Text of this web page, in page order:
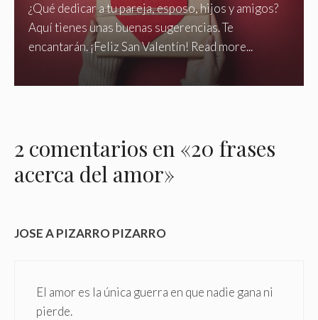
¿Qué dedicar a tu pareja, esposo, hijos y amigos?
Aquí tienes unas buenas sugerencias. Te
encantarán. ¡Feliz San Valentín! Read more...
2 comentarios en «20 frases
acerca del amor»
JOSE A PIZARRO PIZARRO
El amor es la única guerra en que nadie gana ni
pierde.